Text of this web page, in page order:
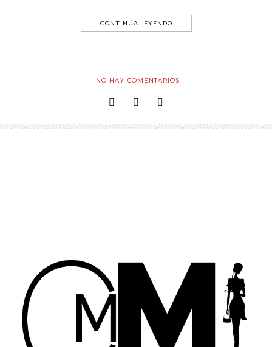
CONTINÚA LEYENDO
NO HAY COMENTARIOS